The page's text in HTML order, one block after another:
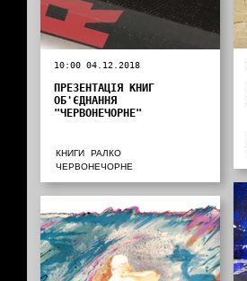
10:00 04.12.2018
ПРЕЗЕНТАЦІЯ КНИГ
ОБ'ЄДНАННЯ
"ЧЕРВОНЕЧОРНЕ"
КНИГИ
РАЛКО
ЧЕРВОНЕЧОРНЕ